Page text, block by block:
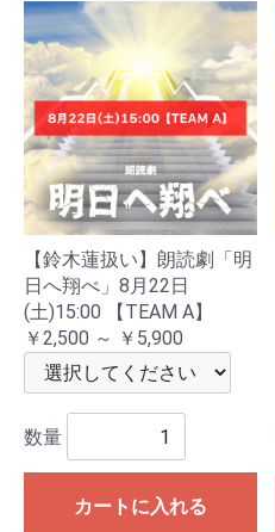
【鈴木蓮扱い】朗読劇「明
日へ翔べ」8月22日
(土)15:00 【TEAM A】
￥2,500 ～ ￥5,900
数量
カートに入れる